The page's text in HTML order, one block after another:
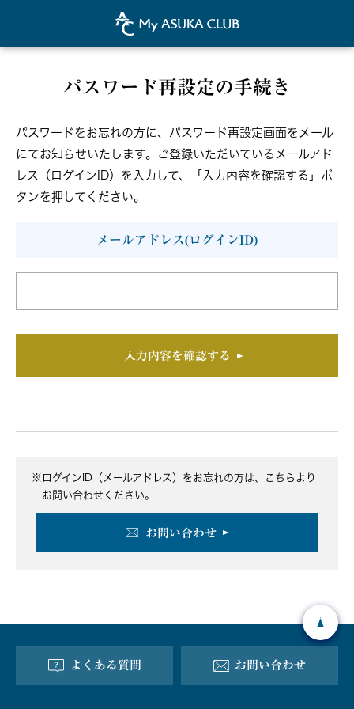
パスワード再設定の手続き
パスワードをお忘れの方に、パスワード再設定画面をメール
にてお知らせいたします。
ご登録いただいているメールアド
レス（ログインID）を入力して、
「入力内容を確認する」ボ
タンを押してください。
メールアドレス(ログインID)
入力内容を確認する
※ ログインID（メールアドレス）をお忘れの方は、こちらより
お問い合わせください。
お問い合わせ
よくある質問 お問い合わせ